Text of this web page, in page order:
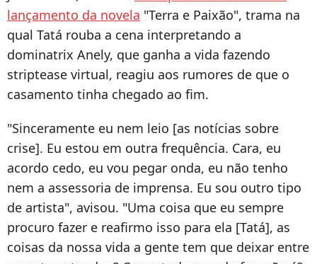
lançamento da novela "Terra e Paixão", trama na
qual Tatá rouba a cena interpretando a
dominatrix Anely, que ganha a vida fazendo
striptease virtual, reagiu aos rumores de que o
casamento tinha chegado ao fim.
"Sinceramente eu nem leio [as notícias sobre
crise]. Eu estou em outra frequência. Cara, eu
acordo cedo, eu vou pegar onda, eu não tenho
nem a assessoria de imprensa. Eu sou outro tipo
de artista", avisou. "Uma coisa que eu sempre
procuro fazer e reafirmo isso para ela [Tatá], as
coisas da nossa vida a gente tem que deixar entre